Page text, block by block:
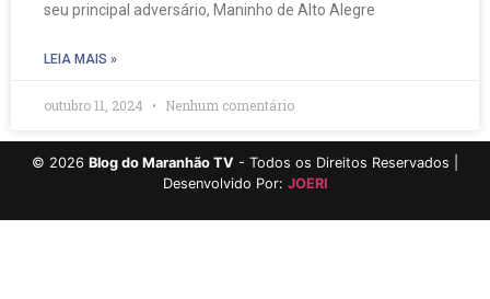
seu principal adversário, Maninho de Alto Alegre
LEIA MAIS »
outubro 11, 2024 Nenhum comentário
© 2026 Blog do Maranhão TV - Todos os Direitos Reservados |
Desenvolvido Por: JOERI